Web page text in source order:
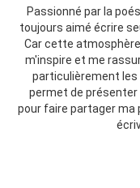
Passionné par la
toujours aimé écrire
Car cette
m'inspire et me
particulièrement les
permet de
pour faire partager ma